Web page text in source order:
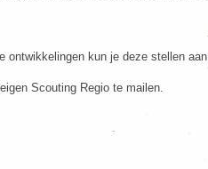
ontwikkelingen kun je deze stellen aan
Scouting Regio te mailen.